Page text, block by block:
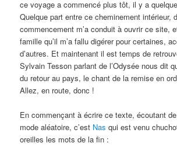
ce voyage a commencé plus tôt, il y a
Quelque part entre ce cheminement intérieur,
commencement m’a conduit à ouvrir ce site,
famille qu’il m’a fallu digérer pour certaines,
d’autres. Et maintenant il est temps de
Sylvain Tesson parlant de l’Odysée nous dit
du retour au pays, le chant de la remise en
Allez, en route, donc !
En commençant à écrire ce texte, écoutant
mode aléatoire, c’est Nas qui est venu
oreilles les mots de la fin :